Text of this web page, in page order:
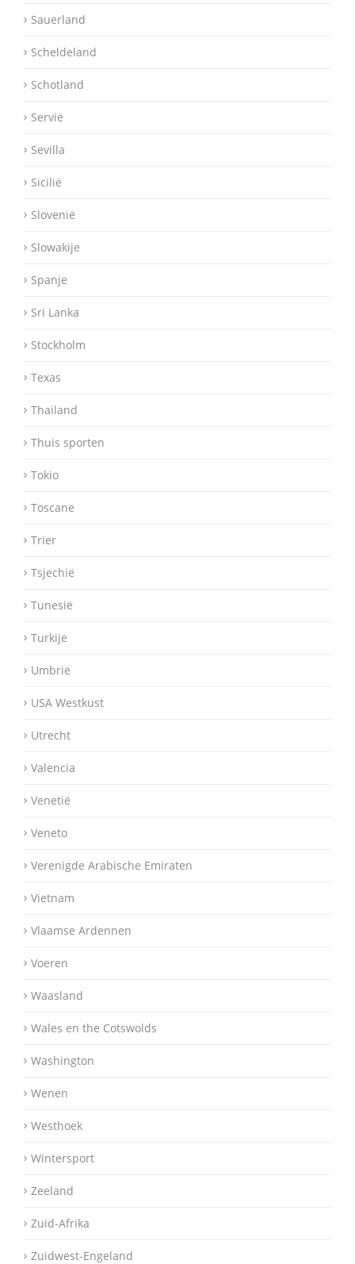
Sauerland
Scheldeland
Schotland
Servië
Sevilla
Sicilië
Slovenië
Slowakije
Spanje
Sri Lanka
Stockholm
Texas
Thailand
Thuis sporten
Tokio
Toscane
Trier
Tsjechië
Tunesië
Turkije
Umbrië
USA Westkust
Utrecht
Valencia
Venetië
Veneto
Verenigde Arabische Emiraten
Vietnam
Vlaamse Ardennen
Voeren
Waasland
Wales en the Cotswolds
Washington
Wenen
Westhoek
Wintersport
Zeeland
Zuid-Afrika
Zuidwest-Engeland